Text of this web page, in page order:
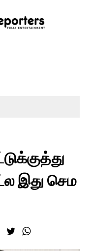
இது செம